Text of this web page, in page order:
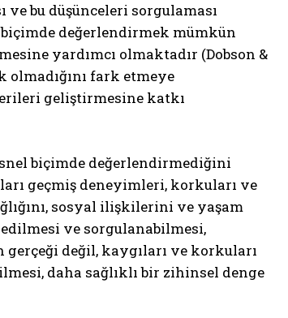
bu düşünceleri sorgulaması
biçimde değerlendirmek mümkün
yardımcı olmaktadır (Dobson &
olmadığını fark etmeye
geliştirmesine katkı
biçimde değerlendirmediğini
geçmiş deneyimleri, korkuları ve
sosyal ilişkilerini ve yaşam
ve sorgulanabilmesi,
değil, kaygıları ve korkuları
daha sağlıklı bir zihinsel denge